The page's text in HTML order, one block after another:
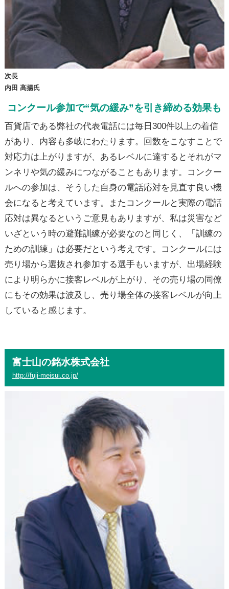
次長
内田 高揚氏
コンクール参加で“気の緩み”を引き締める効果も
百貨店である弊社の代表電話には毎日300件以上の着信
があり、内容も多岐にわたります。回数をこなすことで
対応力は上がりますが、あるレベルに達するとそれがマ
ンネリや気の緩みにつながることもあります。コンクー
ルへの参加は、そうした自身の電話応対を見直す良い機
会になると考えています。またコンクールと実際の電話
応対は異なるというご意見もありますが、私は災害など
いざという時の避難訓練が必要なのと同じく、「訓練の
ための訓練」は必要だという考えです。コンクールには
売り場から選抜され参加する選手もいますが、出場経験
により明らかに接客レベルが上がり、その売り場の同僚
にもその効果は波及し、売り場全体の接客レベルが向上
していると感じます。
富士山の銘水株式会社
http://fuji-meisui.co.jp/